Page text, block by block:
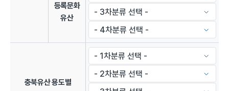
등록문화
유산
충북유산 용도별